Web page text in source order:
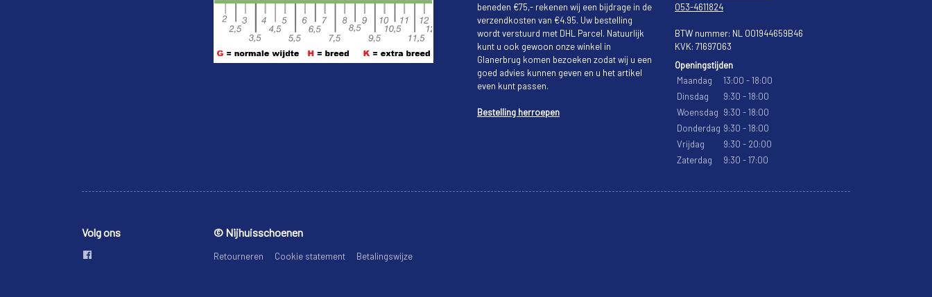
beneden €75,- rekenen wij een bijdrage in de
verzendkosten van €4.95. Uw bestelling
wordt verstuurd met DHL Parcel. Natuurlijk
kunt u ook gewoon onze winkel in
Glanerbrug komen bezoeken zodat wij u een
goed advies kunnen geven en u het artikel
even kunt passen.
Bestelling herroepen
053-4611824
BTW nummer: NL 001944659B46
KVK: 71697063
Openingstijden
Maandag
13:00 - 18:00
Dinsdag
9:30 - 18:00
Woensdag 9:30 - 18:00
Donderdag 9:30 - 18:00
Vrijdag
9:30 - 20:00
Zaterdag
9:30 - 17:00
Volg ons © Nijhuisschoenen
Retourneren Cookie statement Betalingswijze